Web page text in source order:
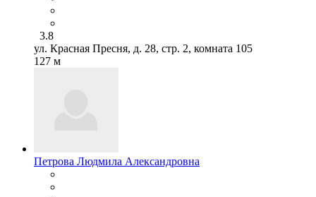
3.8
ул. Красная Пресня, д. 28, стр. 2, комната 105
127 м
Петрова Людмила Александровна